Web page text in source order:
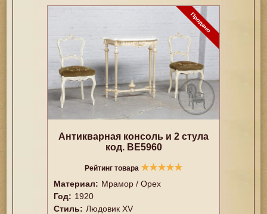
Антикварная консоль и 2 стула
код. BE5960
Рейтинг товара ★★★★★
Материал: Мрамор / Орех
Год: 1920
Стиль: Людовик XV